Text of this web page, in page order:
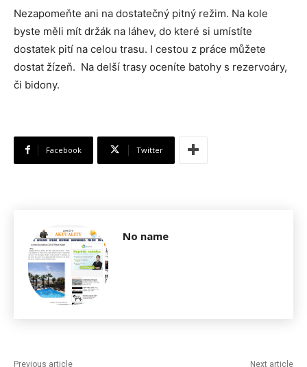
Nezapomeňte ani na dostatečný pitný režim. Na kole
byste měli mít držák na láhev, do které si umístíte
dostatek pití na celou trasu. I cestou z práce můžete
dostat žízeň. Na delší trasy oceníte batohy s rezervoáry,
či bidony.
Facebook Twitter
No name
Previous article Next article